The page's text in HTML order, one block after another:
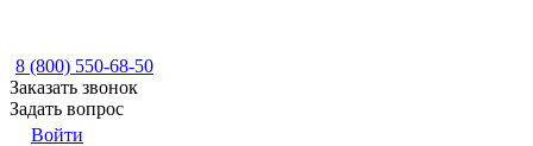
8 (800) 550-68-50
Заказать звонок
Задать вопрос
Войти